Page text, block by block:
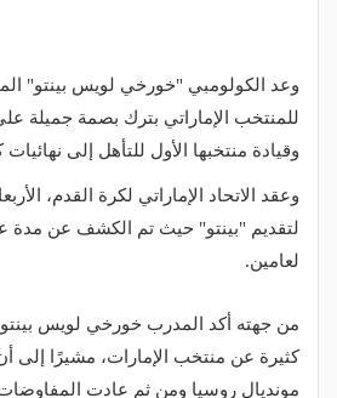
وعد الكولومبي "خورخي لويس بينتو"
للمنتخب الإماراتي بترك بصمة جميلة على
وقيادة منتخبها الأول للتأهل إلى نهائيات كأس
وعقد الاتحاد الإماراتي لكرة القدم،
لتقديم "بينتو" حيث تم الكشف عن مدة
لعامين.
من جهته أكد المدرب خورخي لويس
كثيرة عن منتخب الإمارات، مشيرًا إلى